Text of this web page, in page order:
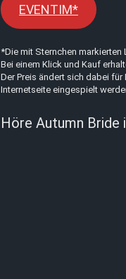
EVENTIM*
*Die mit Sternchen
Bei einem Klick und Kauf
Der Preis ändert sich dabei
Internetseite eingespielt
Höre Autumn Bride